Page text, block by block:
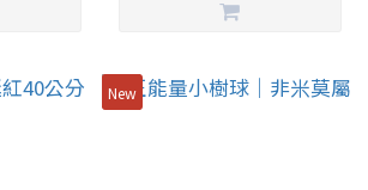
New